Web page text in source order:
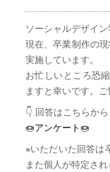
ソーシャルデザイ
現在、卒業制作の
実施しています。
お忙しいところ恐
ますと幸いです。
👇 回答はこちらか
🍩アンケート🍩
※いただいた回答は
また個人が特定され